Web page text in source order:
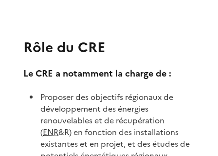
Rôle du CRE
Le CRE a notamment la charge de :
Proposer des objectifs régionaux de
développement des énergies
renouvelables et de récupération
(ENR&R) en fonction des installations
existantes et en projet, et des études de